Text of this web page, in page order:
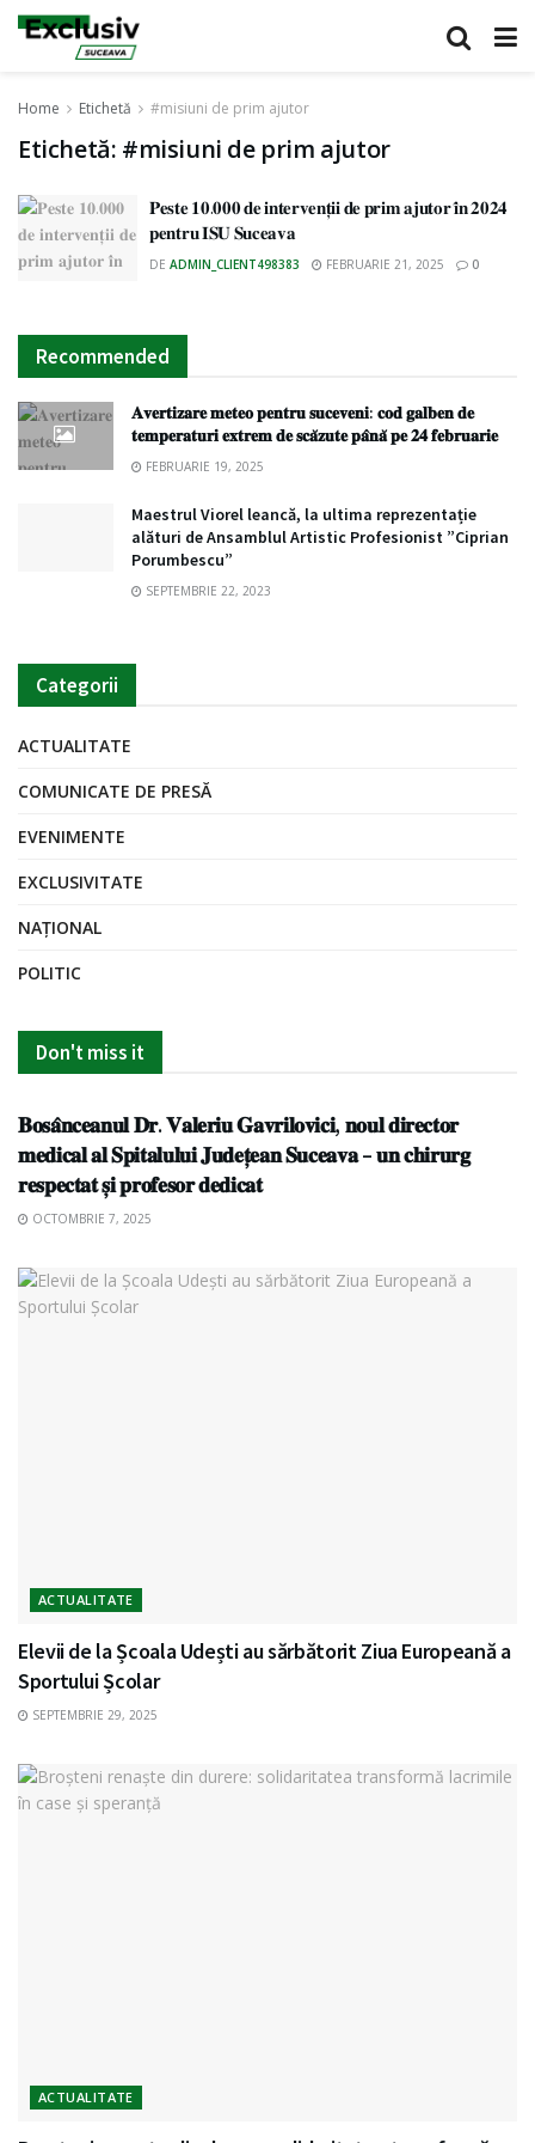
Home Etichetă #misiuni de prim ajutor
Etichetă: #misiuni de prim ajutor
𝐏𝐞𝐬𝐭𝐞 𝟏𝟎.𝟎𝟎𝟎 𝐝𝐞 𝐢𝐧𝐭𝐞𝐫𝐯𝐞𝐧𝐭̦𝐢𝐢 𝐝𝐞 𝐩𝐫𝐢𝐦 𝐚𝐣𝐮𝐭𝐨𝐫 𝐢̂𝐧 𝟐𝟎𝟐𝟒
𝐩𝐞𝐧𝐭𝐫𝐮 𝐈𝐒𝐔 𝐒𝐮𝐜𝐞𝐚𝐯𝐚
DE ADMIN_CLIENT498383 FEBRUARIE 21, 2025 0
Recommended
𝐀𝐯𝐞𝐫𝐭𝐢𝐳𝐚𝐫𝐞 𝐦𝐞𝐭𝐞𝐨 𝐩𝐞𝐧𝐭𝐫𝐮 𝐬𝐮𝐜𝐞𝐯𝐞𝐧𝐢: 𝐜𝐨𝐝 𝐠𝐚𝐥𝐛𝐞𝐧 𝐝𝐞
𝐭𝐞𝐦𝐩𝐞𝐫𝐚𝐭𝐮𝐫𝐢 𝐞𝐱𝐭𝐫𝐞𝐦 𝐝𝐞 𝐬𝐜𝐚̆𝐳𝐮𝐭𝐞 𝐩𝐚̂𝐧𝐚̆ 𝐩𝐞 𝟐𝟒 𝐟𝐞𝐛𝐫𝐮𝐚𝐫𝐢𝐞
FEBRUARIE 19, 2025
Maestrul Viorel leancă, la ultima reprezentație
alături de Ansamblul Artistic Profesionist ”Ciprian
Porumbescu”
SEPTEMBRIE 22, 2023
Categorii
ACTUALITATE
COMUNICATE DE PRESĂ
EVENIMENTE
EXCLUSIVITATE
NAȚIONAL
POLITIC
Don't miss it
ACTUALITATE
𝐁𝐨𝐬𝐚̂𝐧𝐜𝐞𝐚𝐧𝐮𝐥 𝐃𝐫. 𝐕𝐚𝐥𝐞𝐫𝐢𝐮 𝐆𝐚𝐯𝐫𝐢𝐥𝐨𝐯𝐢𝐜𝐢, 𝐧𝐨𝐮𝐥 𝐝𝐢𝐫𝐞𝐜𝐭𝐨𝐫
𝐦𝐞𝐝𝐢𝐜𝐚𝐥 𝐚𝐥 𝐒𝐩𝐢𝐭𝐚𝐥𝐮𝐥𝐮𝐢 𝐉𝐮𝐝𝐞𝐭̦𝐞𝐚𝐧 𝐒𝐮𝐜𝐞𝐚𝐯𝐚 – 𝐮𝐧 𝐜𝐡𝐢𝐫𝐮𝐫𝐠
𝐫𝐞𝐬𝐩𝐞𝐜𝐭𝐚𝐭 𝐬̦𝐢 𝐩𝐫𝐨𝐟𝐞𝐬𝐨𝐫 𝐝𝐞𝐝𝐢𝐜𝐚𝐭
OCTOMBRIE 7, 2025
ACTUALITATE
Elevii de la Școala Udești au sărbătorit Ziua Europeană a
Sportului Școlar
SEPTEMBRIE 29, 2025
ACTUALITATE